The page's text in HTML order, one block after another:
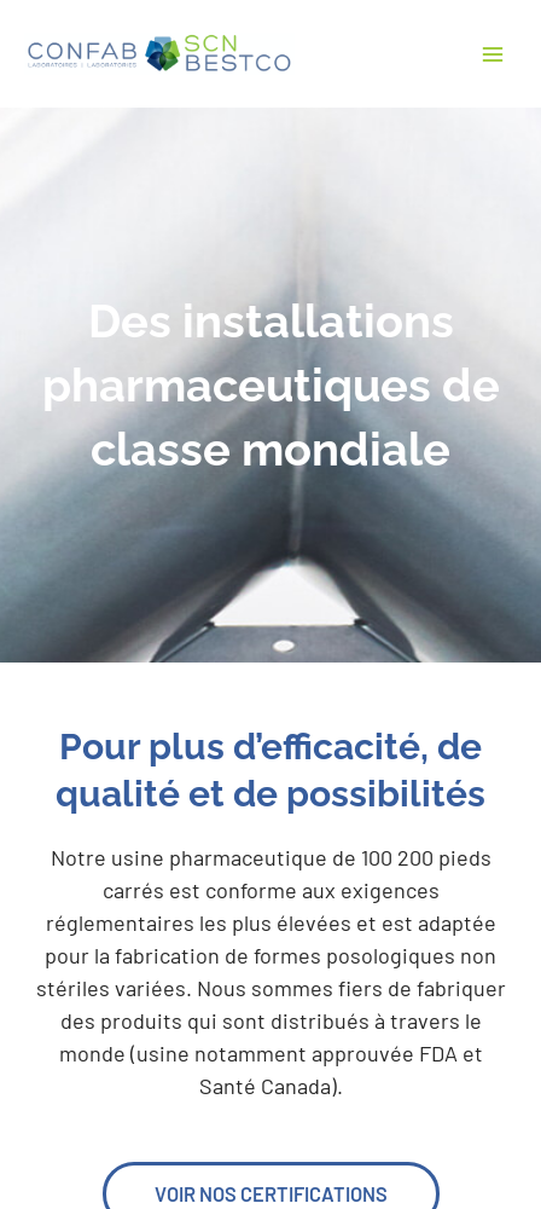
Des installations
pharmaceutiques de
classe mondiale
Pour plus d’efficacité, de
qualité et de possibilités
Notre usine pharmaceutique de 100 200 pieds
carrés est conforme aux exigences
réglementaires les plus élevées et est adaptée
pour la fabrication de formes posologiques non
stériles variées. Nous sommes fiers de fabriquer
des produits qui sont distribués à travers le
monde (usine notamment approuvée FDA et
Santé Canada).
VOIR NOS CERTIFICATIONS